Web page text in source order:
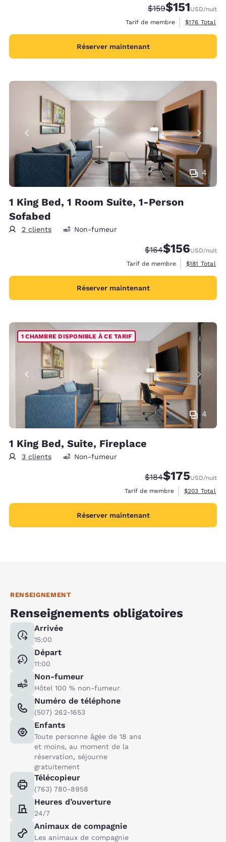
Tarif barré :
$159Tarif réduit :
$151USD/nuit
Tarif de membre
Afficher les
$176 Total
Réserver maintenant
4
1 King Bed, 1 Room Suite, 1-Person
Sofabed
2 clients Non-fumeur
Tarif barré :
$164Tarif réduit :
$156USD/nuit
Tarif de membre
Afficher les
$181 Total
Réserver maintenant
4
1 CHAMBRE DISPONIBLE À CE TARIF
1 King Bed, Suite, Fireplace
3 clients Non-fumeur
Tarif barré :
$184Tarif réduit :
$175USD/nuit
Tarif de membre
Afficher les
$203 Total
Réserver maintenant
RENSEIGNEMENT
Renseignements obligatoires
Arrivée
15:00
Départ
11:00
Non-fumeur
Hôtel 100 % non-fumeur
Numéro de téléphone
(507) 262-1653
Enfants
Toute personne âgée de 18 ans
et moins, au moment de la
réservation, séjourne
gratuitement
Télécopieur
(763) 780-8958
Heures d’ouverture
24/7
Animaux de compagnie
Les animaux de compagnie